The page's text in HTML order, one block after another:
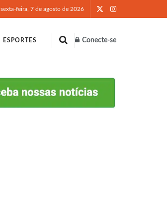
sexta-feira, 7 de agosto de 2026
ESPORTES Conecte-se